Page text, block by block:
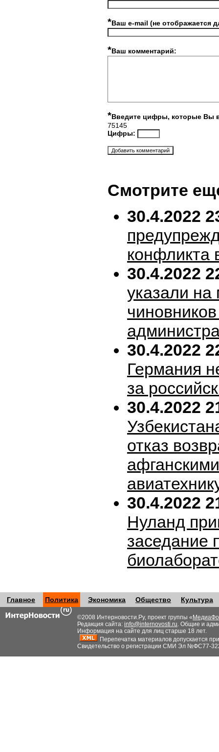
*Ваш e-mail (не отображается
*Ваш комментарий:
*Введите цифры, которые Вы
75145
Цифры:
Смотрите
30.4.2022
конфликта
30.4.2022
указали на
30.4.2022
Германия
за
30.4.2022
отказ
30.4.2022
Нуланд
заседание
Главное Политика Экономика Общество Культура
©2008 Интерновости.Ру, проект группы «
Редакция сайта: info@internovosti.ru. Общие и
Информация на сайте для лиц старше 18 лет.
Перепечатка материалов допускается
Свидетельство о регистрации СМИ Эл №ФС77-